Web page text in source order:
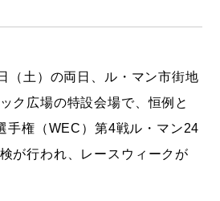
（土）の両日、ル・マン市街地
ク広場の特設会場で、恒例と
手権（WEC）第4戦ル・マン24
が行われ、レースウィークが